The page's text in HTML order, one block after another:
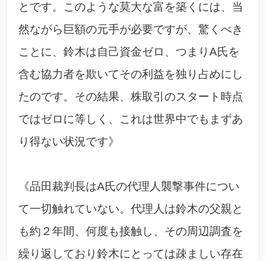
とです。このような莫大な富を築くには、当
然ながら巨額の元手が必要ですが、驚くべき
ことに、鈴木は自己資金ゼロ、つまりA氏を
含む協力者を欺いてその利益を独り占めにし
たのです。その結果、株取引のスタート時点
ではゼロに等しく、これは世界中でもまずあ
り得ない状況です》
《品田裁判長はA氏の代理人襲撃事件につい
て一切触れていない。代理人は鈴木の父親と
も約２年間、何度も接触し、その周辺調査を
繰り返しており鈴木にとっては疎ましい存在